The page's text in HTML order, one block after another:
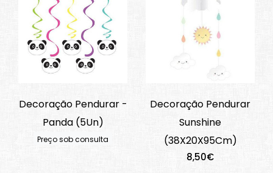
Decoração Pendurar -
Panda (5Un)
Preço sob consulta
Decoração Pendurar
Sunshine
(38X20X95Cm)
8,50€